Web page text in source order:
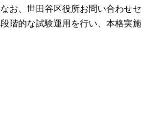
なお、世田谷区役所お問い合わせ
段階的な試験運用を行い、本格実